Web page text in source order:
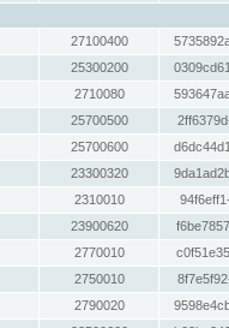
27100400
25300200
2710080
25700500
25700600
23300320
2310010
23900620
2770010
2750010
2790020